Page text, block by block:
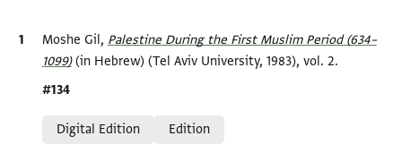
Bibliographic citation
Moshe Gil, Palestine During the First Muslim Period (634–
1099)‎(in Hebrew) (Tel Aviv University, 1983), vol. 2.
Location in source
#134
Digital Edition
Edition